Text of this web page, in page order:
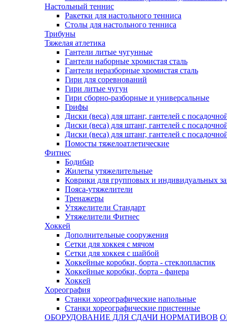
Настольный теннис
Ракетки для настольного тенниса
Столы для настольного тенниса
Трибуны
Тяжелая атлетика
Гантели литые чугунные
Гантели наборные хромистая сталь
Гантели неразборные хромистая сталь
Гири для соревнований
Гири литые чугун
Гири сборно-разборные и универсальные
Грифы
Диски (веса) для штанг, гантелей с
Диски (веса) для штанг, гантелей с
Диски (веса) для штанг, гантелей с
Помосты тяжелоатлетические
Фитнес
Бодибар
Жилеты утяжелительные
Коврики для групповых и индивидуальных
Пояса-утяжелители
Тренажеры
Утяжелители Стандарт
Утяжелители Фитнес
Хоккей
Дополнительные сооружения
Сетки для хоккея с мячом
Сетки для хоккея с шайбой
Хоккейные коробки, борта - стеклопластик
Хоккейные коробки, борта - фанера
Хоккей
Хореография
Станки хореографические напольные
Станки хореографические пристенные
ОБОРУДОВАНИЕ ДЛЯ СДАЧИ НОРМАТИВОВ